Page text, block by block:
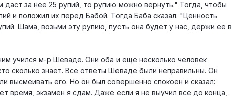
за нее 25 рупий, то рупию можно вернуть." Тогда, чтобы
и положил их перед Бабой. Тогда Баба сказал: "Ценность
Шама, возьми эту рупию, пусть она будет у нас, держи ее в
учился м-р Шеваде. Они оба и еще несколько человек
сколько знает. Все ответы Шеваде были неправильны. Он
высмеивать его. Но он был совершенно спокоен и сказал:
время, экзамен я сдам. Даже если я не выучил все до конца,